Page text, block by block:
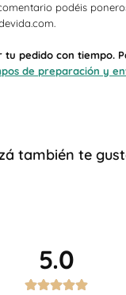
podéis
tu pedido con tiempo.
de preparación y
también te
5.0